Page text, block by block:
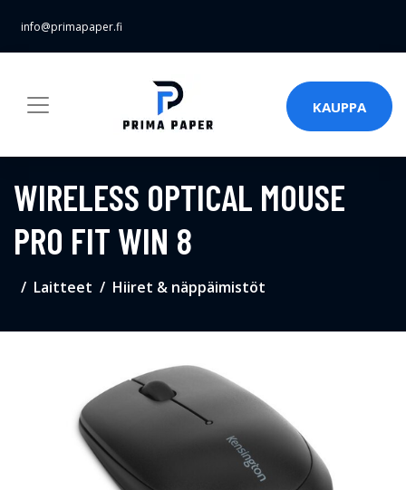
info@primapaper.fi
KAUPPA
WIRELESS OPTICAL MOUSE
PRO FIT WIN 8
Laitteet Hiiret & näppäimistöt